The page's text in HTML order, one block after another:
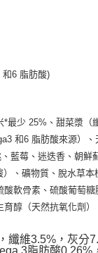
和6 脂肪酸)
*最少 25%、甜菜漿（
和6 脂肪酸來源）
藍莓、迷迭香、朝鮮
、礦物質、脫水草
酸軟骨素、硫酸葡萄
育醇（天然抗氧化劑）
纖維3.5%，灰分
3脂肪酸0.26%